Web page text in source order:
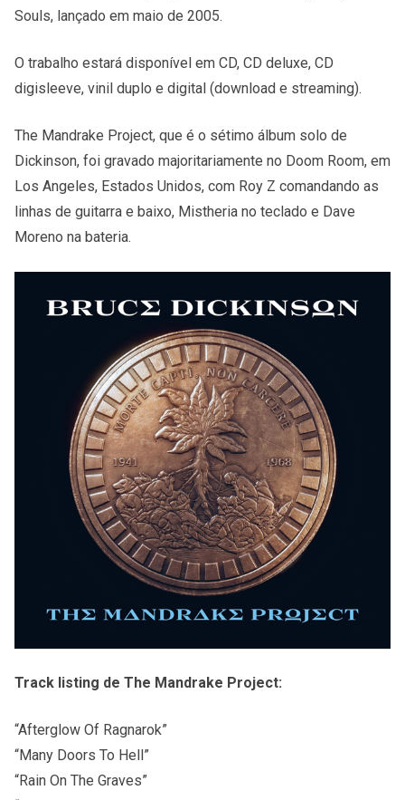
Souls, lançado em maio de 2005.
O trabalho estará disponível em CD, CD deluxe, CD
digisleeve, vinil duplo e digital (download e streaming).
The Mandrake Project, que é o sétimo álbum solo de
Dickinson, foi gravado majoritariamente no Doom Room, em
Los Angeles, Estados Unidos, com Roy Z comandando as
linhas de guitarra e baixo, Mistheria no teclado e Dave
Moreno na bateria.
Track listing de The Mandrake Project:
“Afterglow Of Ragnarok”
“Many Doors To Hell”
“Rain On The Graves”